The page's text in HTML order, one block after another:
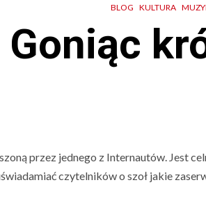
BLOG KULTURA
Goniąc
przez jednego z Internautów. Jest
czytelników o szoł jakie